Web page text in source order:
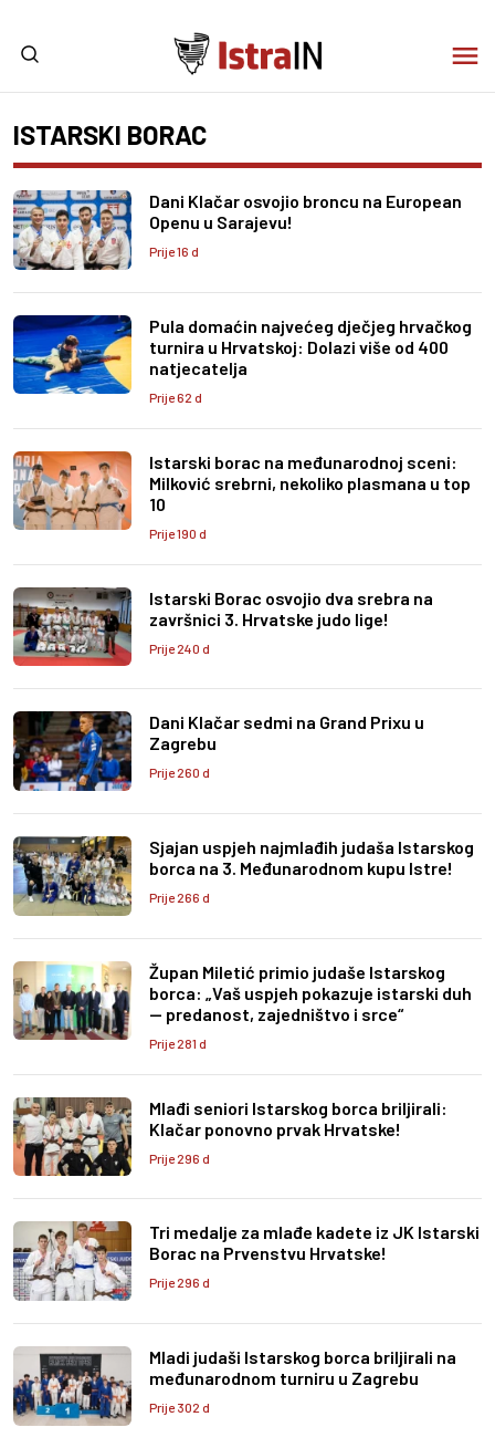
ISTARSKI BORAC
Dani Klačar osvojio broncu na European
Openu u Sarajevu!
Prije 16 d
Pula domaćin najvećeg dječjeg hrvačkog
turnira u Hrvatskoj: Dolazi više od 400
natjecatelja
Prije 62 d
Istarski borac na međunarodnoj sceni:
Milković srebrni, nekoliko plasmana u top
10
Prije 190 d
Istarski Borac osvojio dva srebra na
završnici 3. Hrvatske judo lige!
Prije 240 d
Dani Klačar sedmi na Grand Prixu u
Zagrebu
Prije 260 d
Sjajan uspjeh najmlađih judaša Istarskog
borca na 3. Međunarodnom kupu Istre!
Prije 266 d
Župan Miletić primio judaše Istarskog
borca: „Vaš uspjeh pokazuje istarski duh
— predanost, zajedništvo i srce“
Prije 281 d
Mlađi seniori Istarskog borca briljirali:
Klačar ponovno prvak Hrvatske!
Prije 296 d
Tri medalje za mlađe kadete iz JK Istarski
Borac na Prvenstvu Hrvatske!
Prije 296 d
Mladi judaši Istarskog borca briljirali na
međunarodnom turniru u Zagrebu
Prije 302 d